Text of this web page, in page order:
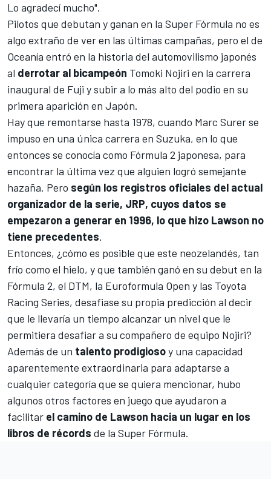
Lo agradecí mucho".
Pilotos que debutan y ganan en la Super Fórmula no es
algo extraño de ver en las últimas campañas, pero el de
Oceanía entró en la historia del automovilismo japonés
al derrotar al bicampeón Tomoki Nojiri en la carrera
inaugural de Fuji y subir a lo más alto del podio en su
primera aparición en Japón.
Hay que remontarse hasta 1978, cuando Marc Surerse
impuso en una única carrera en Suzuka, en lo que
entonces se conocía como Fórmula 2 japonesa, para
encontrar la última vez que alguien logró semejante
hazaña. Pero según los registros oficiales del actual
organizador de la serie, JRP, cuyos datos se
empezaron a generar en 1996, lo que hizo Lawson no
tiene precedentes.
Entonces, ¿cómo es posible que este neozelandés, tan
frío como el hielo, y que también ganó en su debut en la
Fórmula 2, el DTM, la Euroformula Open y las Toyota
Racing Series, desafiase su propia predicción al decir
que le llevaría un tiempo alcanzar un nivel que le
permitiera desafiar a su compañero de equipo Nojiri?
Además de un talento prodigiosoy una capacidad
aparentemente extraordinaria para adaptarse a
cualquier categoría que se quiera mencionar, hubo
algunos otros factores en juego que ayudaron a
facilitar el camino de Lawson hacia un lugar en los
libros de récords de la Super Fórmula.